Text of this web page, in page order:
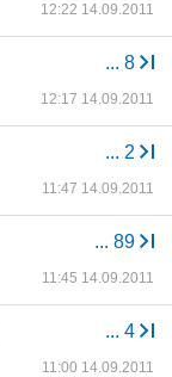
12:22 14.09.2011
... 8
12:17 14.09.2011
... 2
11:47 14.09.2011
... 89
11:45 14.09.2011
... 4
11:00 14.09.2011